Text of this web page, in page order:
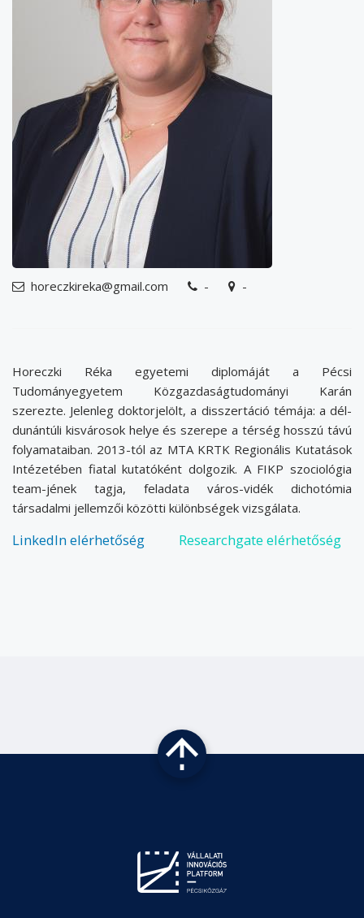
email
horeczkireka@gmail.com phone
- address
-
Horeczki Réka egyetemi diplomáját a Pécsi
Tudományegyetem Közgazdaságtudományi Karán
szerezte. Jelenleg doktorjelölt, a disszertáció témája: a dél-
dunántúli kisvárosok helye és szerepe a térség hosszú távú
folyamataiban. 2013-tól az MTA KRTK Regionális Kutatások
Intézetében fiatal kutatóként dolgozik. A FIKP szociológia
team-jének tagja, feladata város-vidék dichotómia
társadalmi jellemzői közötti különbségek vizsgálata.
LinkedIn elérhetőség Researchgate elérhetőség